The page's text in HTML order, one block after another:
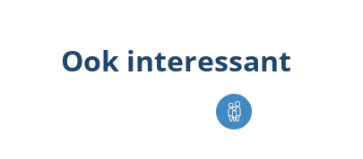
Ook interessant
Ga je mee op mollenjacht?